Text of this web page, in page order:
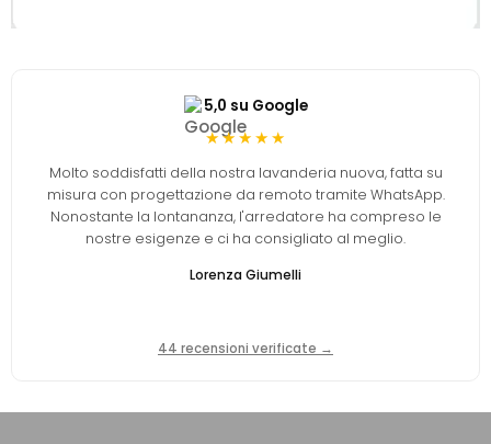
5,0 su Google
★★★★★
Molto soddisfatti della nostra lavanderia nuova, fatta su
misura con progettazione da remoto tramite WhatsApp.
Nonostante la lontananza, l'arredatore ha compreso le
nostre esigenze e ci ha consigliato al meglio.
Lorenza Giumelli
44 recensioni verificate →